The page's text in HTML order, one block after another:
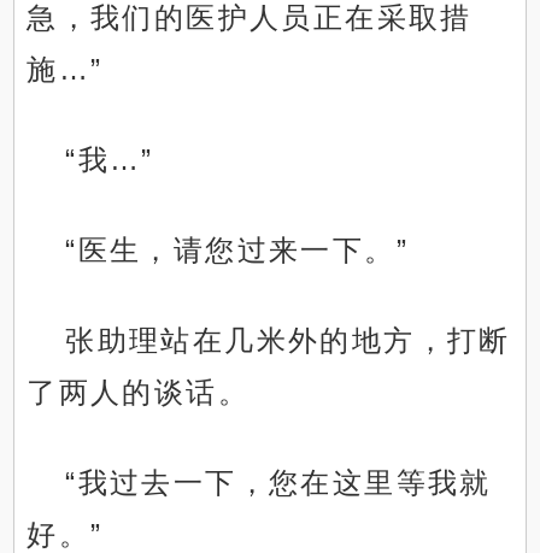
急，我们的医护人员正在采取措
施…”
“我…”
“医生，请您过来一下。”
张助理站在几米外的地方，打断
了两人的谈话。
“我过去一下，您在这里等我就
好。”